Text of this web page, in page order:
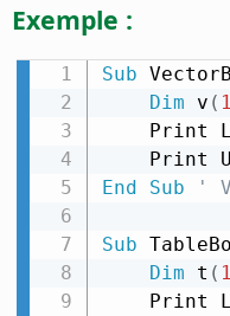
Exemple :
Sub
Dim v (
End
Sub '
Sub
Dim t (